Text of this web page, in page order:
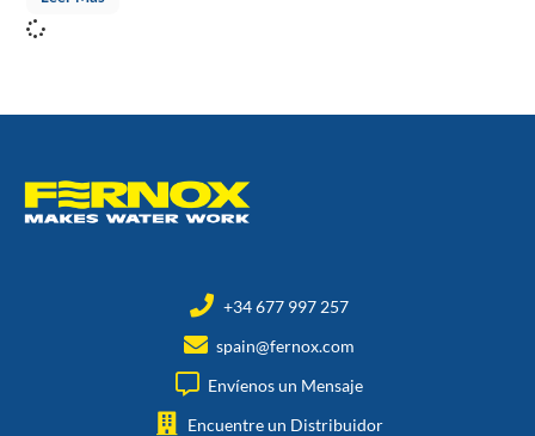
+34 677 997 257
spain@fernox.com
Envíenos un Mensaje
Encuentre un Distribuidor